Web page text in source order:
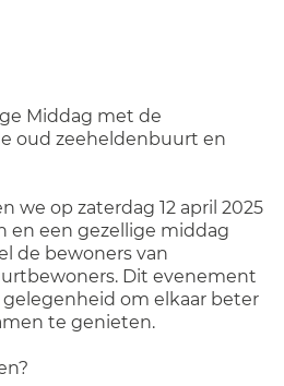
Middag met de
oud zeeheldenbuurt en
we op zaterdag 12 april 2025
en een gezellige middag
de bewoners van
Dit evenement
om elkaar beter
te genieten.